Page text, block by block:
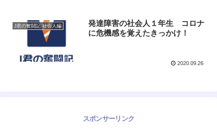
J君の奮闘記 社会人編
発達障害の社会人１年生 コロナ
に危機感を覚えたきっかけ！
2020.09.26
スポンサーリンク